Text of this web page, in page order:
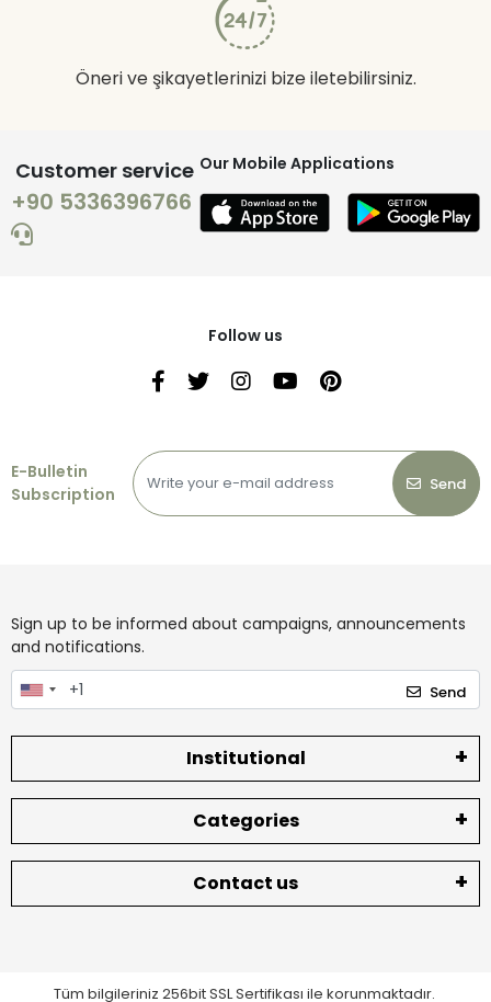
Öneri ve şikayetlerinizi bize iletebilirsiniz.
Customer service
+90 5336396766
Our Mobile Applications
Follow us
E-Bulletin
Subscription
Send
Sign up to be informed about campaigns, announcements
and notifications.
Send
Institutional
Categories
Contact us
Tüm bilgileriniz 256bit SSL Sertifikası ile korunmaktadır.